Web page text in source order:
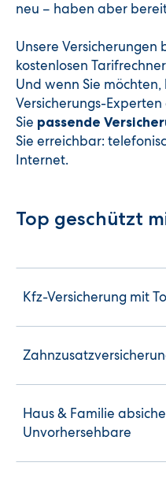
neu – haben aber
Unsere Versicherungen
kostenlosen
Und wenn Sie
Versicherungs-
Sie passende
Sie erreichbar:
Internet.
Top geschützt
Kfz-Versicherung mit
Haus & Familie
Unvorhersehbare